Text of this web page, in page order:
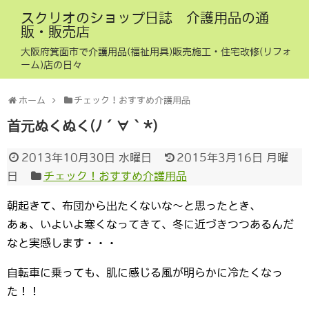
スクリオのショップ日誌 介護用品の通
販・販売店
大阪府箕面市で介護用品(福祉用具)販売施工・住宅改修(リフォ
ーム)店の日々
ホーム チェック！おすすめ介護用品
首元ぬくぬく(ﾉ´∀｀*)
2013年10月30日 水曜日
2015年3月16日 月曜
日
チェック！おすすめ介護用品
朝起きて、布団から出たくないな～と思ったとき、
あぁ、いよいよ寒くなってきて、冬に近づきつつあるんだ
なと実感します・・・
自転車に乗っても、肌に感じる風が明らかに冷たくなっ
た！！